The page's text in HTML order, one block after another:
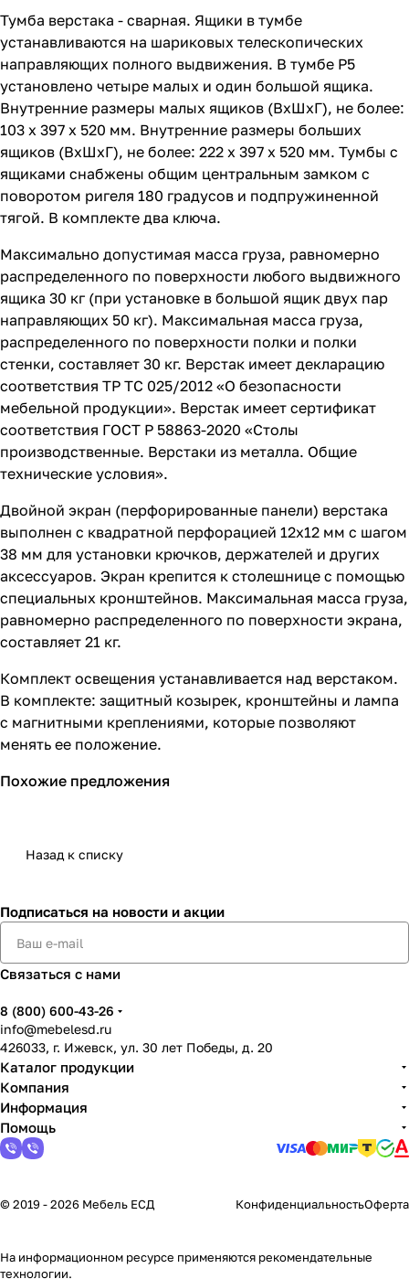
Тумба верстака - сварная. Ящики в тумбе
устанавливаются на шариковых телескопических
направляющих полного выдвижения. В тумбе P5
установлено четыре малых и один большой ящика.
Внутренние размеры малых ящиков (ВхШхГ), не более:
103 х 397 х 520 мм. Внутренние размеры больших
ящиков (ВхШхГ), не более: 222 х 397 х 520 мм. Тумбы с
ящиками снабжены общим центральным замком с
поворотом ригеля 180 градусов и подпружиненной
тягой. В комплекте два ключа.
Максимально допустимая масса груза, равномерно
распределенного по поверхности любого выдвижного
ящика 30 кг (при установке в большой ящик двух пар
направляющих 50 кг). Максимальная масса груза,
распределенного по поверхности полки и полки
стенки, составляет 30 кг. Верстак имеет декларацию
соответствия ТР ТС 025/2012 «О безопасности
мебельной продукции». Верстак имеет сертификат
соответствия ГОСТ Р 58863-2020 «Столы
производственные. Верстаки из металла. Общие
технические условия».
Двойной экран (перфорированные панели) верстака
выполнен с квадратной перфорацией 12х12 мм с шагом
38 мм для установки крючков, держателей и других
аксессуаров. Экран крепится к столешнице с помощью
специальных кронштейнов. Максимальная масса груза,
равномерно распределенного по поверхности экрана,
составляет 21 кг.
Комплект освещения устанавливается над верстаком.
В комплекте: защитный козырек, кронштейны и лампа
с магнитными креплениями, которые позволяют
менять ее положение.
Похожие предложения
Назад к списку
Подписаться на новости и акции
Связаться с нами
8 (800) 600-43-26
info@mebelesd.ru
426033, г. Ижевск, ул. 30 лет Победы, д. 20
Каталог продукции
Компания
Информация
Помощь
© 2019 - 2026 Мебель ЕСД КонфиденциальностьОферта
На информационном ресурсе применяются рекомендательные
технологии.